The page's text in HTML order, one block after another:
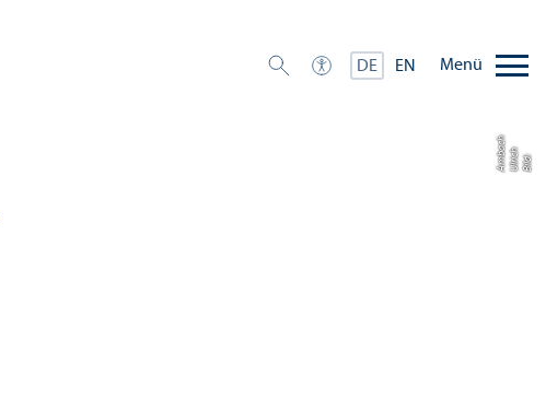
DE EN Menü
Bil
d:
Ul
ri
c
hA
m
b
ac
h